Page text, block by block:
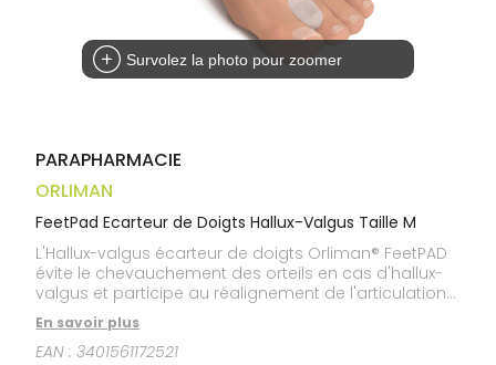
Survolez la photo pour zoomer
PARAPHARMACIE
ORLIMAN
FeetPad Ecarteur de Doigts Hallux-Valgus Taille M
L'Hallux-valgus écarteur de doigts Orliman® FeetPAD
évite le chevauchement des orteils en cas d'hallux-
valgus et participe au réalignement de l'articulation
métatarso-phalangienne en limitant la déviation du
gros orteil. Il réduit les frictions, l'abrasion et les
irritations entre les orteils.
En savoir plus
EAN :3401561172521